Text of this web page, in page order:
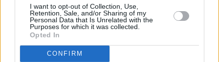
I want to opt-out of Collection, Use,
Retention, Sale, and/or Sharing of my
Personal Data that Is Unrelated with the
Purposes for which it was collected.
Opted In
CONFIRM
Orlando Überblick
Rätselwurden bereits im Guardian veröffentlicht.
Es erwarten Sie 40 Kreuzworträtsel. Lösen Sie knifflige,
aber lohnende Hinweise, die Ihr Denkvermögen